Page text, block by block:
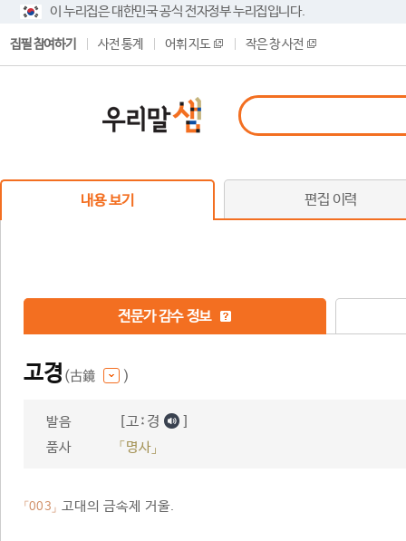
이 누리집은 대한민국 공식 전자정부 누리집입니다.
집필 참여하기 사전 통계 어휘 지도 작은 창 사전
내용 보기 편집 이력
전문가 감수 정보
고경 (古鏡 )
발음 [고ː경 ]
품사 「명사」
「003」 고대의 금속제 거울.